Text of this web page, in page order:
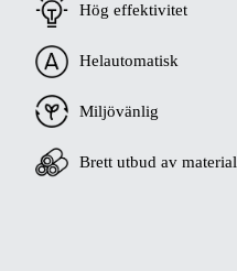
Hög effektivitet
Helautomatisk
Miljövänlig
Brett utbud av material